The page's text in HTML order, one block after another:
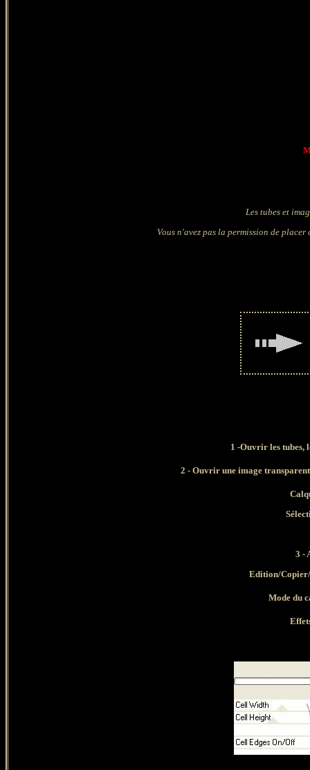
Les tubes et
Vous n'avez pas la permission de
1 -Ouvrir les tubes,
2 - Ouvrir une image
3 -
Edition/
Mode du